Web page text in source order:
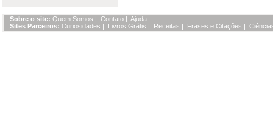
Sobre o site: Quem Somos | Contato | Ajuda
Sites Parceiros: Curiosidades | Livros Grátis | Receitas | Frases e Citações |